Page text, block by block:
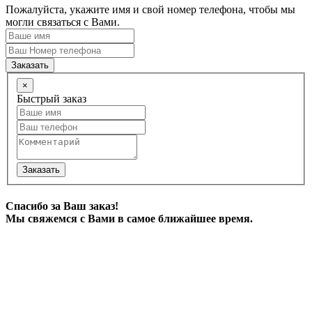
Пожалуйста, укажите имя и свой номер телефона, чтобы мы
могли связаться с Вами.
Заказать
×
Быстрый заказ
Заказать
Спасибо за Ваш заказ!
Мы свяжемся с Вами в самое ближайшее время.